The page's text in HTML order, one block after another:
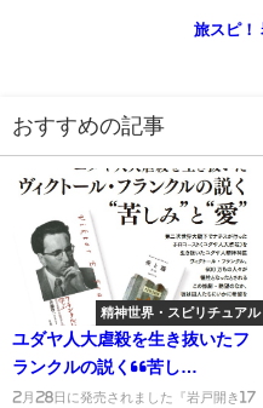
旅スピ！
おすすめの記事
精神世界・スピリチュアル
ユダヤ人大虐殺を生き抜いたフ
ランクルの説く“苦し
み”と”愛”とは
2月28日に発売されました『岩戸開き17